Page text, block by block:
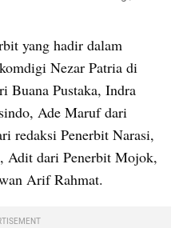
yang hadir dalam
Nezar Patria di
Buana Pustaka, Indra
Ade Maruf dari
redaksi Penerbit Narasi,
Adit dari Penerbit Mojok,
Arif Rahmat.